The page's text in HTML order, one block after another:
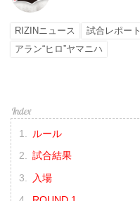
RIZINニュース 試合レポート
アラン“ヒロ”ヤマニハ
ルール
試合結果
入場